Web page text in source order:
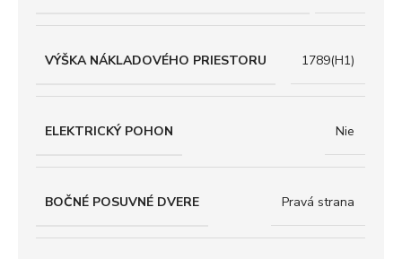
VÝŠKA NÁKLADOVÉHO PRIESTORU 1789(H1)
ELEKTRICKÝ POHON Nie
BOČNÉ POSUVNÉ DVERE Pravá strana